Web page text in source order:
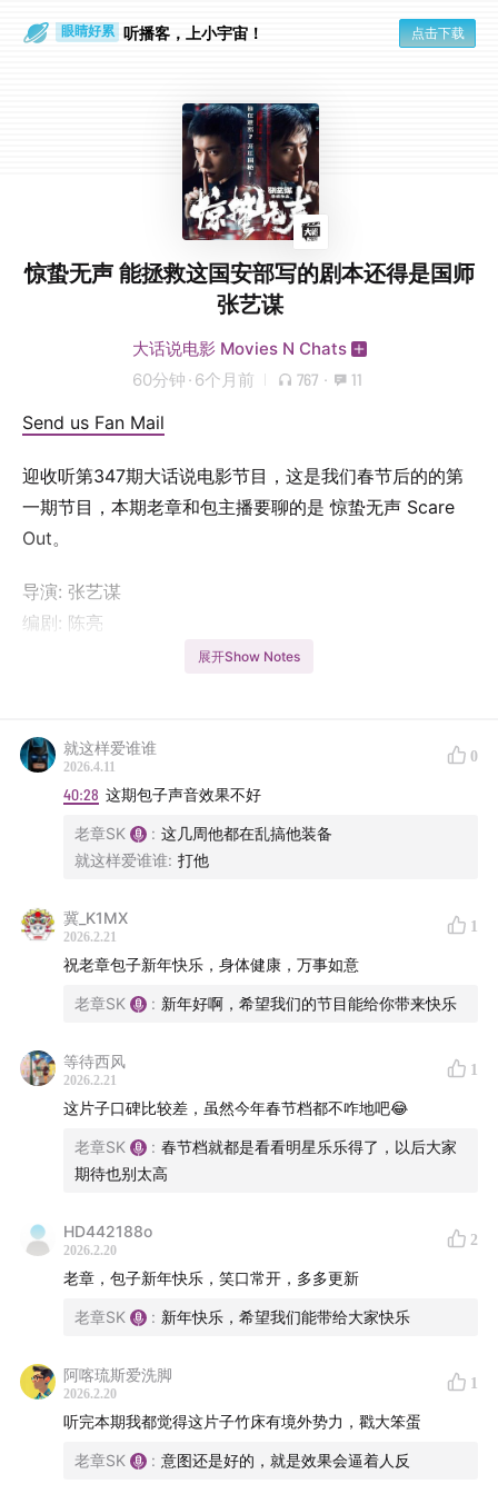
眼睛好累 听播客，上小宇宙！ 点击下载
惊蛰无声 能拯救这国安部写的剧本还得是国师
张艺谋
大话说电影 Movies N Chats
60分钟 · 6个月前 767 · 11
Send us Fan Mail
迎收听第347期大话说电影节目，这是我们春节后的的第
一期节目，本期老章和包主播要聊的是 惊蛰无声‎ Scare
Out。
导演: 张艺谋
编剧: 陈亮
主演: 易烊千玺 / 朱一龙 / 宋佳 / 雷佳音 / 杨幂 / 张译 /
类型: 剧情 / 犯罪
制片国家/地区: 中国大陆
语言: 汉语普通话
上映日期: 2026-02-17(中国大陆)
片长: 104分钟
又名: 惊蛰 / Scare Out
IMDb: tt36535318
案组的两位副队长黄凯和严迪都成为队内可能告密的内
奸。这两人都有可能出卖组织的机会和缘因，而他两人又
相互是多年死党和同事。在组织派来的新队长高压手段
下，真正的内奸不得不在敌方与友之间周旋，在一步步露
大话说电影的群，欢迎你的加入，请加包主播：
bobby8816 并回答第一期节目讨论的影片名称。
展开Show Notes
就这样爱谁谁
2026.4.11
0
40:28 这期包子声音效果不好
老章SK : 这几周他都在乱搞他装备
就这样爱谁谁: 打他
冀_K1MX
2026.2.21
1
祝老章包子新年快乐，身体健康，万事如意
老章SK : 新年好啊，希望我们的节目能给你带来快乐
等待西风
2026.2.21
1
这片子口碑比较差，虽然今年春节档都不咋地吧😂
老章SK : 春节档就都是看看明星乐乐得了，以后大家
期待也别太高
HD442188o
2026.2.20
2
老章，包子新年快乐，笑口常开，多多更新
老章SK : 新年快乐，希望我们能带给大家快乐
阿喀琉斯爱洗脚
2026.2.20
1
听完本期我都觉得这片子竹床有境外势力，戳大笨蛋
老章SK : 意图还是好的，就是效果会逼着人反